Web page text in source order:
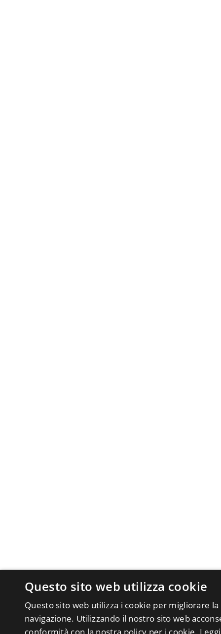
Questo sito web utilizza cookie
Questo sito web utilizza i cookie per migliorare
navigazione. Utilizzando il nostro sito web